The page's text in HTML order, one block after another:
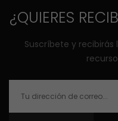
¿QUIERES
Suscríbete y